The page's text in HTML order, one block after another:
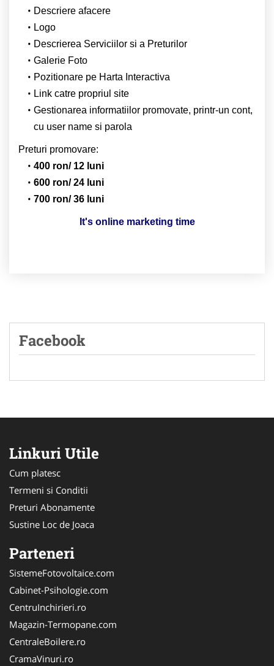
Descriere afacere
Logo
Descrierea Serviciilor si a Preturilor
Galerie Foto
Pozitionare pe Harta Interactiva
Link catre propriul site
Gestionarea informatiilor promovate, printr-un cont,
cu user name si parola
Preturi promovare:
400 ron/ 12 luni
600 ron/ 24 luni
700 ron/ 36 luni
It's online marketing time
Facebook
Linkuri Utile
Cum platesc
Termeni si Conditii
Preturi Abonamente
Sustine Loc de Joaca
Parteneri
SistemeFotovoltaice.com
Cabinet-Psihologie.com
CentruInchirieri.ro
Magazin-Termopane.com
CentraleBoilere.ro
CramaVinuri.ro